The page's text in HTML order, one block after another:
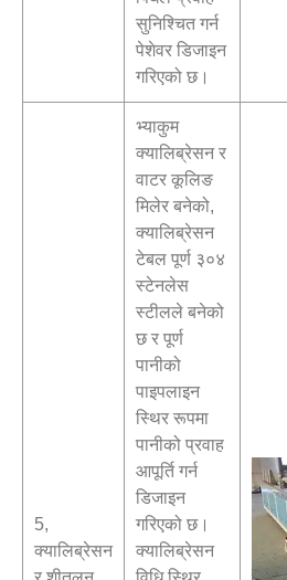
सुनिश्चित गर्न
पेशेवर डिजाइन
गरिएको छ।
5,
क्यालिब्रेसन
भ्याकुम
क्यालिब्रेसन र
वाटर कूलिङ
मिलेर बनेको,
क्यालिब्रेसन
टेबल पूर्ण ३०४
स्टेनलेस
स्टीलले बनेको
छ र पूर्ण
पानीको
पाइपलाइन
स्थिर रूपमा
पानीको प्रवाह
आपूर्ति गर्न
डिजाइन
गरिएको छ।
क्यालिब्रेसन